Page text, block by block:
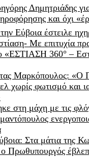
Δημητριάδης
και όχι
Εύβοια έστειλε
Με επιτυχία
«ΕΣΤΙΑΣΗ 360° –
Μαρκόπουλος: «Ο
χωρίς φωτισμό και
στη μάχη με τις
Στα μάτια της
Πρωθυπουργός